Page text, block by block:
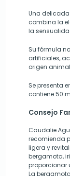
Una
combina la
la
Su fórmula
artificiales,
origen
Se presenta
contiene 50
Consejo
Caudalie
recomienda
ligera y
bergamota,
proporcionar
La